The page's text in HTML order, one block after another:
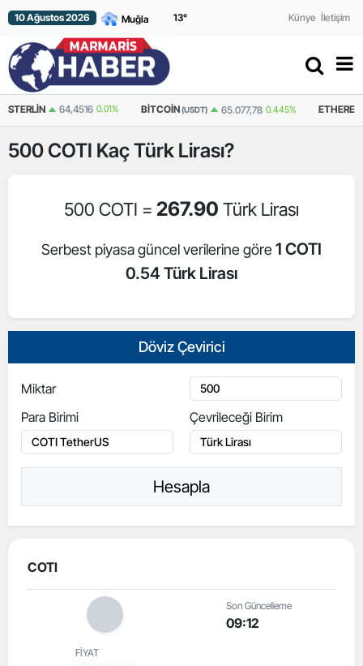
10 Ağustos 2026 13° Künye İletişim
64,4516 0.01% BITCOIN (USDT) 65.077,78 0.445% ETHEREUM(USDT)
500COTI Kaç Türk Lirası?
500 COTI = 267.90 Türk Lirası
Serbest piyasa güncel verilerine göre 1 COTI
0.54 Türk Lirası
Döviz Çevirici
Miktar
Para Birimi
Çevrileceği Birim
Hesapla
COTI
Son Güncelleme
09:12
FİYAT